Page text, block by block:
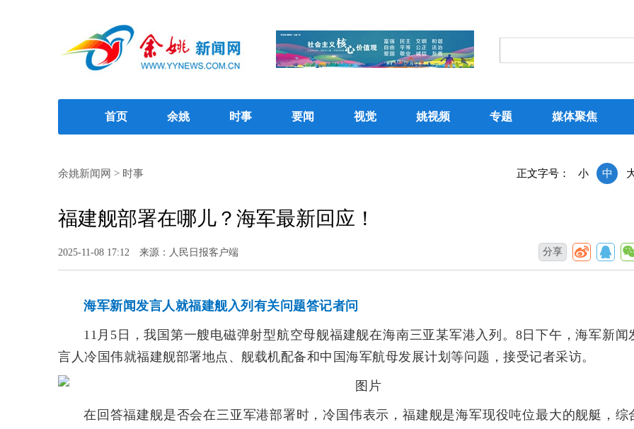
首页 余姚 时事 要闻 视觉 姚视频 专题 媒体聚焦
正文字号： 小 中
余姚新闻网 > 时事
福建舰部署在哪儿？海军最新回应！
2025-11-08 17:12 来源：人民日报客户端 分享
海军新闻发言人就福建舰入列有关问题答记者问
11月5日，我国第一艘电磁弹射型航空母舰福建舰在海南三亚某军港入列。8日下午，海军新闻
言人冷国伟就福建舰部署地点、舰载机配备和中国海军航母发展计划等问题，接受记者采访。
在回答福建舰是否会在三亚军港部署时，冷国伟表示，福建舰是海军现役吨位最大的舰艇，综